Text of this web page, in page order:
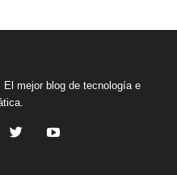
mejor blog de tecnología e